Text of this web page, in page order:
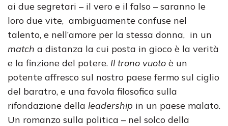
ai due segretari – il vero e il falso – saranno le
loro due vite, ambiguamente confuse nel
talento, e nell’amore per la stessa donna, in un
match a distanza la cui posta in gioco è la verità
e la finzione del potere. Il trono vuoto è un
potente affresco sul nostro paese fermo sul ciglio
del baratro, e una favola filosofica sulla
rifondazione della leadership in un paese malato.
Un romanzo sulla politica – nel solco della